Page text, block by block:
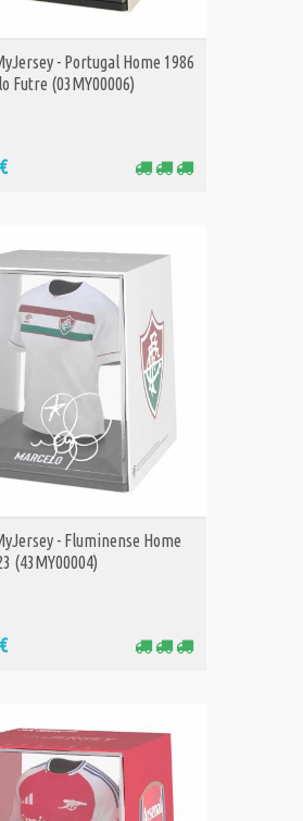
- Portugal Home 1986
Futre (03MY00006)
- Fluminense Home
(43MY00004)